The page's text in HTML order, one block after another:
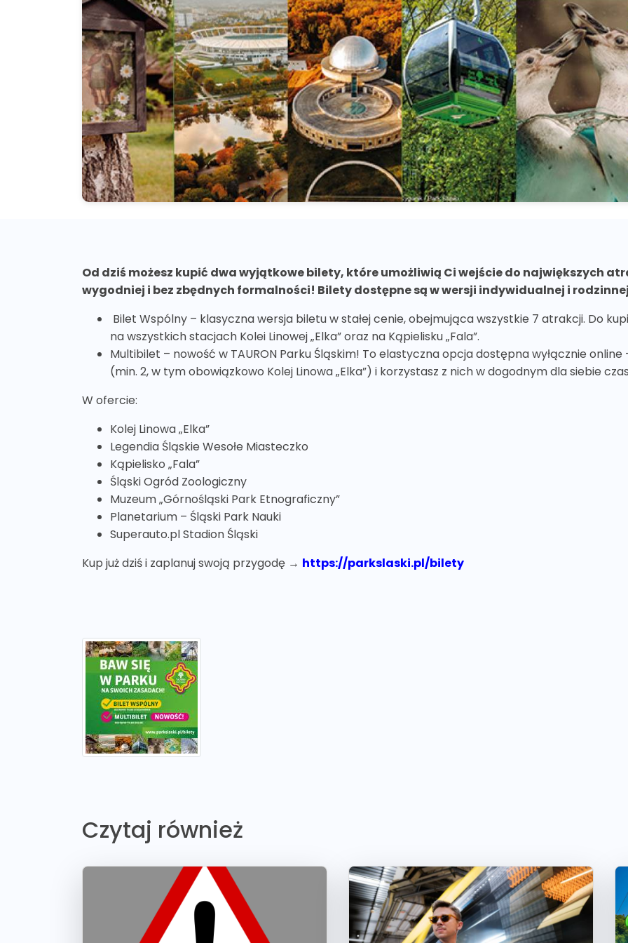
Od dziś możesz kupić dwa wyjątkowe bilety, które umożliwią Ci wejście do największych
wygodniej i bez zbędnych formalności! Bilety dostępne są w wersji indywidualnej i
Bilet Wspólny – klasyczna wersja biletu w stałej cenie, obejmująca wszystkie 7 atrakcji. Do
na wszystkich stacjach Kolei Linowej „Elka” oraz na Kąpielisku „Fala”.
Multibilet – nowość w TAURON Parku Śląskim! To elastyczna opcja dostępna wyłącznie
(min. 2, w tym obowiązkowo Kolej Linowa „Elka”) i korzystasz z nich w dogodnym dla siebie
W ofercie:
Kolej Linowa „Elka”
Legendia Śląskie Wesołe Miasteczko
Kąpielisko „Fala”
Śląski Ogród Zoologiczny
Muzeum „Górnośląski Park Etnograficzny”
Planetarium – Śląski Park Nauki
Superauto.pl Stadion Śląski
Kup już dziś i zaplanuj swoją przygodę → https://parkslaski.pl/bilety
Czytaj również